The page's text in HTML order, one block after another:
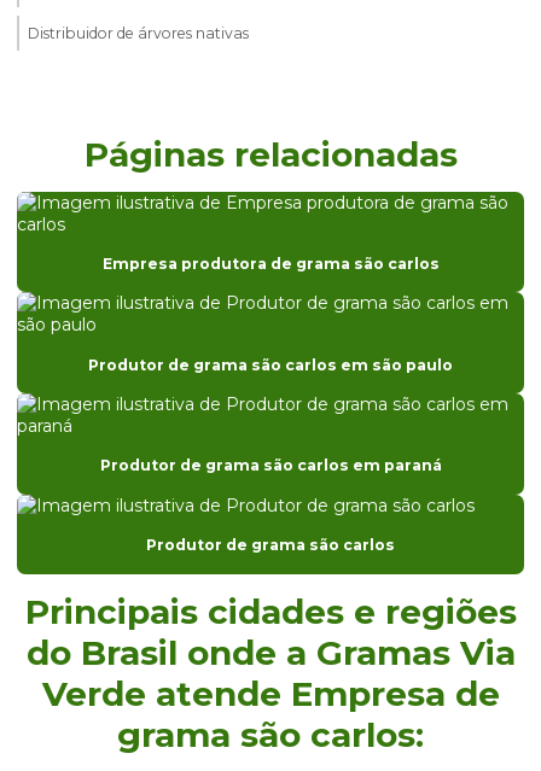
Distribuidor de árvores nativas
Distribuidor de grama batatais
Distribuidor de grama batatais em sp
Distribuidor de grama bermuda em paraná
Distribuidor de grama bermuda em são paulo
Distribuidor de grama para campo de futebol em sp
Distribuidor de grama para campo de golfe
Distribuidor de grama para casa de praia em sp
Distribuidor de grama coreana
Distribuidor de grama coreana em sp
Distribuidor de grama entregue para obras
Distribuidor de grama entregue para obras em sp
Distribuidor de grama esmeralda
Páginas relacionadas
Empresa produtora de grama são carlos
Produtor de grama são carlos em são paulo
Produtor de grama são carlos em paraná
Produtor de grama são carlos
Principais cidades e regiões
do Brasil onde a Gramas Via
Verde atende Empresa de
grama são carlos: